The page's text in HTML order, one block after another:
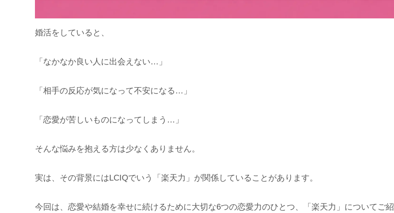
婚活をしていると、
「なかなか良い人に出会えない…」
「相手の反応が気になって不安になる…」
「恋愛が苦しいものになってしまう…」
そんな悩みを抱える方は少なくありません。
実は、その背景にはLCIQでいう「楽天力」が関係していることがあります。
今回は、恋愛や結婚を幸せに続けるために大切な6つの恋愛力のひとつ、「楽天力」についてご紹